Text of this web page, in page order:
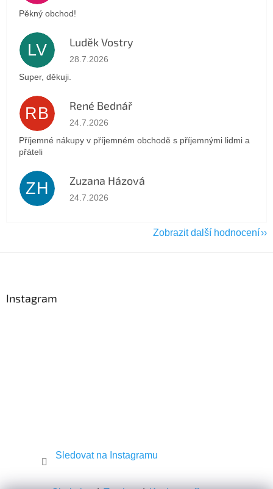
Pěkný obchod!
LV Luděk Vostry
Hodnocení obchodu je 5 z 5 hvězdiček.
28.7.2026
Super, děkuji.
RB René Bednář
Hodnocení obchodu je 5 z 5 hvězdiček.
24.7.2026
Příjemné nákupy v příjemném obchodě s příjemnými lidmi a
přáteli
ZH Zuzana Házová
Hodnocení obchodu je 5 z 5 hvězdiček.
24.7.2026
Zobrazit další hodnocení
Instagram
Sledovat na Instagramu